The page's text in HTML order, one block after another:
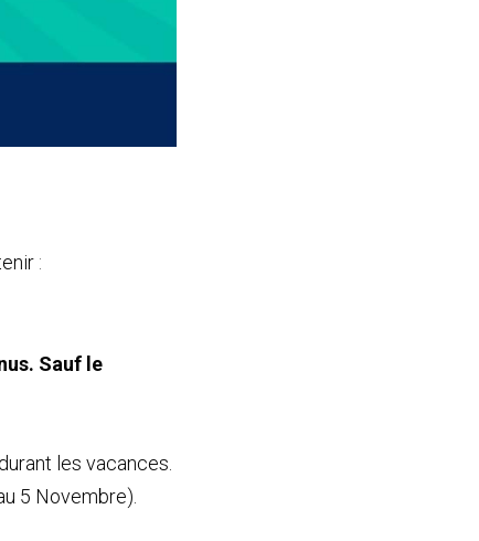
:
Sauf le
durant les vacances.
5 Novembre).